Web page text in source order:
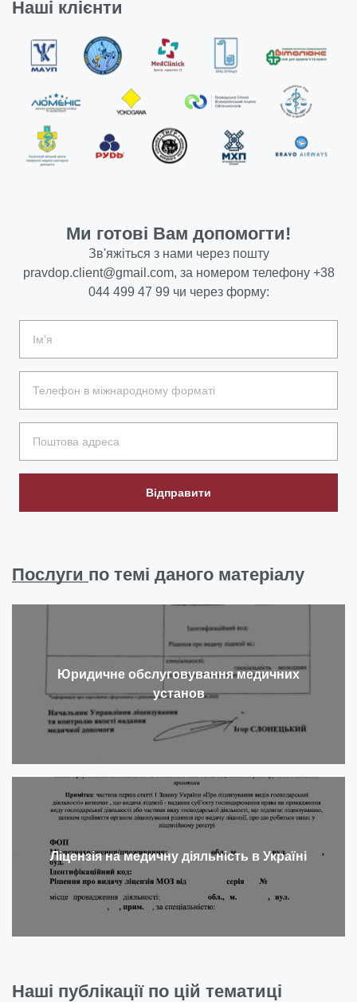
Наші клієнти
Ми готові Вам допомогти!
Зв'яжіться з нами через пошту
pravdop.client@gmail.com, за номером телефону +38
044 499 47 99 чи через форму:
Відправити
Послуги по темі даного матеріалу
Юридичне обслуговування медичних
установ
Ліцензія на медичну діяльність в Україні
Наші публікації по цій тематиці